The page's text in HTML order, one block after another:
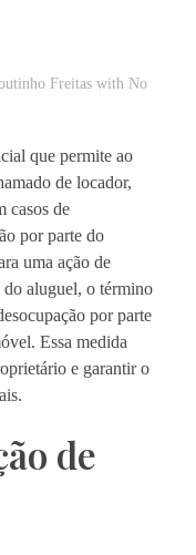
Freitas with No
que permite ao
de locador,
casos de
por parte do
uma ação de
do aluguel, o término
por parte
Essa medida
e garantir o
de